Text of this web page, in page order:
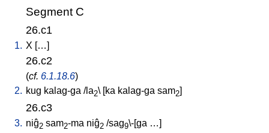
Segment C
26.c1
1. X […]
26.c2
(cf. 6.1.18.6)
2. kug kalag-ga /la2\ [ka kalag-ga sam2]
26.c3
3. niĝ2 sam2-ma niĝ2 /sag9\-[ga …]